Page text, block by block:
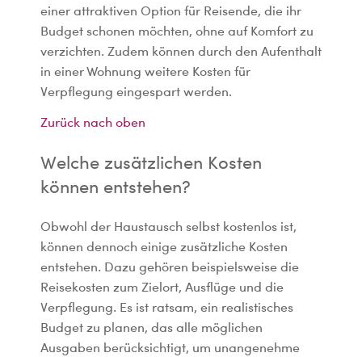
einer attraktiven Option für Reisende, die ihr
Budget schonen möchten, ohne auf Komfort zu
verzichten. Zudem können durch den Aufenthalt
in einer Wohnung weitere Kosten für
Verpflegung eingespart werden.
Zurück nach oben
Welche zusätzlichen Kosten
können entstehen?
Obwohl der Haustausch selbst kostenlos ist,
können dennoch einige zusätzliche Kosten
entstehen. Dazu gehören beispielsweise die
Reisekosten zum Zielort, Ausflüge und die
Verpflegung. Es ist ratsam, ein realistisches
Budget zu planen, das alle möglichen
Ausgaben berücksichtigt, um unangenehme